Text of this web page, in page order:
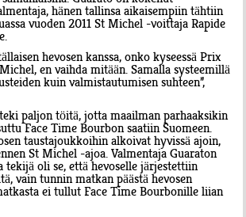
hänen tallinsa aikaisempiin tähtiin
vuoden 2011 St Michel -voittaja Rapide
hevosen kanssa, onko kyseessä Prix
en vaihda mitään. Samalla systeemillä
kuin valmistautumisen suhteen”,
paljon töitä, jotta maailman parhaaksikin
Face Time Bourbon saatiin Suomeen.
taustajoukkoihin alkoivat hyvissä ajoin,
St Michel -ajoa. Valmentaja Guaraton
tekijä oli se, että hevoselle järjestettiin
vain tunnin matkan päästä hevosen
ei tullut Face Time Bourbonille liian